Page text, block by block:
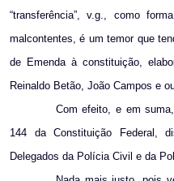
“transferência”, v.g., como
malcontentes, é um temor que
de Emenda à constituição,
Reinaldo Betão, João Campos e
Com efeito, e em
144 da Constituição Federal,
Delegados da Polícia Civil e da